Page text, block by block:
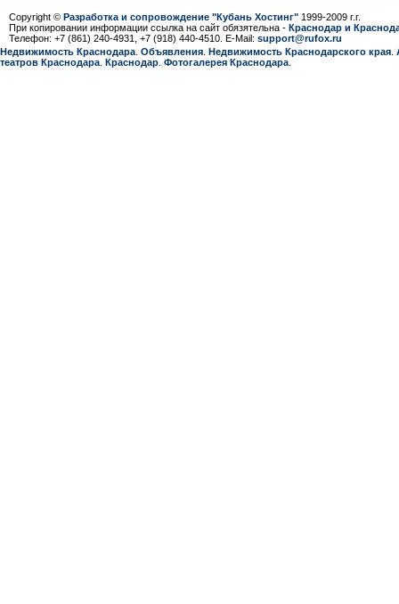
Copyright © Разработка и сопровождение "Кубань Хостинг" 1999-2009 г.г.
При копировании информации ссылка на сайт обязятельна - Краснодар и
Телефон: +7 (861) 240-4931, +7 (918) 440-4510. E-Mail: support@rufox.ru
Недвижимость Краснодара Объявления Недвижимость Краснодарcкого края
театров Краснодара Краснодар Фотогалерея Краснодара